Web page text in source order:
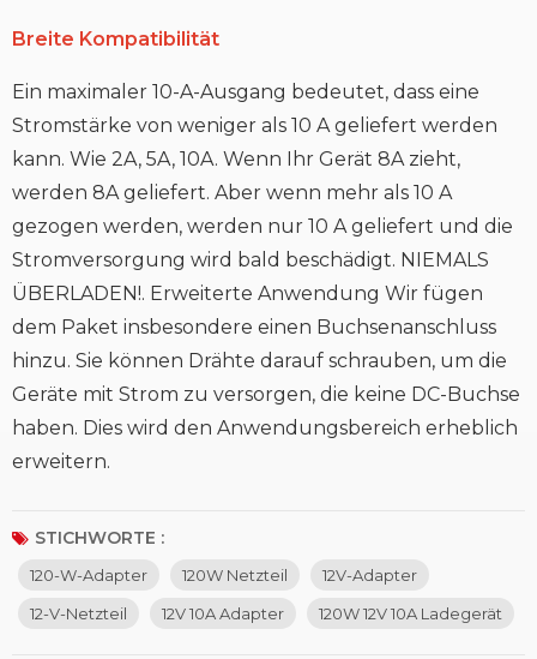
Breite Kompatibilität
Ein maximaler 10-A-Ausgang bedeutet, dass eine
Stromstärke von weniger als 10 A geliefert werden
kann. Wie 2A, 5A, 10A. Wenn Ihr Gerät 8A zieht,
werden 8A geliefert. Aber wenn mehr als 10 A
gezogen werden, werden nur 10 A geliefert und die
Stromversorgung wird bald beschädigt. NIEMALS
ÜBERLADEN!. Erweiterte Anwendung Wir fügen
dem Paket insbesondere einen Buchsenanschluss
hinzu. Sie können Drähte darauf schrauben, um die
Geräte mit Strom zu versorgen, die keine DC-Buchse
haben. Dies wird den Anwendungsbereich erheblich
erweitern.
STICHWORTE :
120-W-Adapter 120W Netzteil
12V-Adapter
12-V-Netzteil
12V 10A Adapter 120W 12V 10A Ladegerät